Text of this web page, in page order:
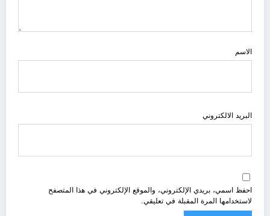
الاسم
البريد الالكتروني
احفظ اسمي، بريدي الإلكتروني، والموقع الإلكتروني في هذا المتصفح
لاستخدامها المرة المقبلة في تعليقي.